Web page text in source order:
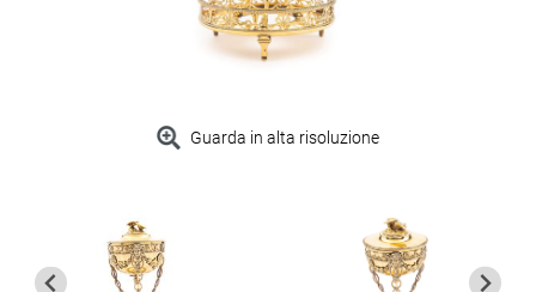
Guarda in alta risoluzione